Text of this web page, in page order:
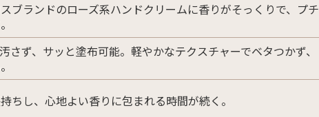
ブランドのローズ系ハンドクリームに香りがそっくりで、プチ
さず、サッと塗布可能。軽やかなテクスチャーでベタつかず、
ちし、心地よい香りに包まれる時間が続く。